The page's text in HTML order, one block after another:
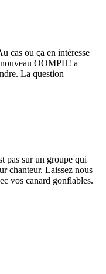
cas ou ça en intéresse
OOMPH! a
La question
pas sur un groupe qui
chanteur. Laissez nous
vos canard gonflables.